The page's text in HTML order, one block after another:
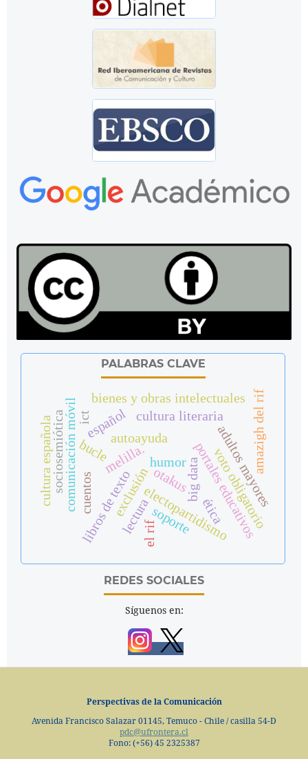
PALABRAS CLAVE
big dataportales educativos
melilla.
electopartidismovoto obligatorio
bucle
comunicación móvil adultos mayores
exclusión
humor
libros de texto
sociosemiótica español
lectura
autoayuda
cultura literaria
bienes y obras intelectuales
soporte
el rif
amazigh del rif
cultura española cuentos ética
ict
otakus
REDES SOCIALES
Síguenos en:
Perspectivas de la Comunicación
Avenida Francisco Salazar 01145, Temuco - Chile / casilla 54-D
pdc@ufrontera.cl
Fono: (+56) 45 2325387